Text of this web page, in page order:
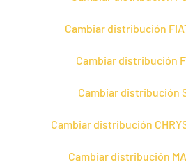
Cambiar distribución
Cambiar distribución
Cambiar distribución
Cambiar distribución
Cambiar distribución